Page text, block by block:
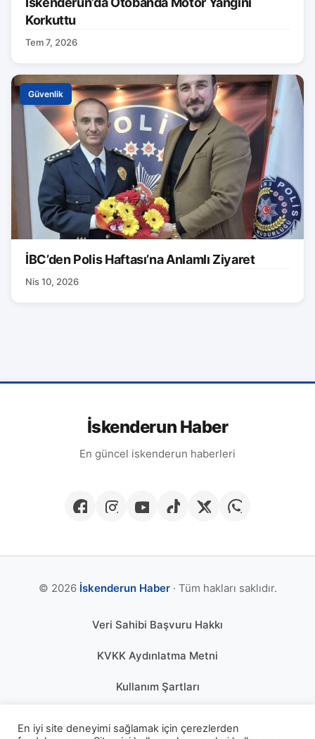
Korkuttu
Tem 7, 2026
Güvenlik
İBC’den Polis Haftası’na Anlamlı Ziyaret
Nis 10, 2026
İskenderun Haber
En güncel iskenderun haberleri
© 2026 İskenderun Haber· Tüm hakları saklıdır.
Veri Sahibi Başvuru Hakkı
KVKK Aydınlatma Metni
Kullanım Şartları
En iyi site deneyimi sağlamak için çerezlerden